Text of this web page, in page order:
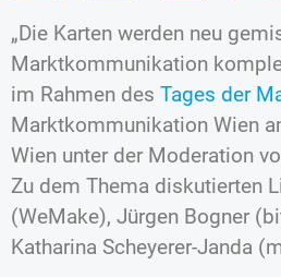
„Die Karten werden neu
Marktkommunikation
im Rahmen des Tages der
Marktkommunikation Wien
Wien unter der Moderation
Zu dem Thema diskutierten
(WeMake), Jürgen Bogner
Katharina Scheyerer-Janda